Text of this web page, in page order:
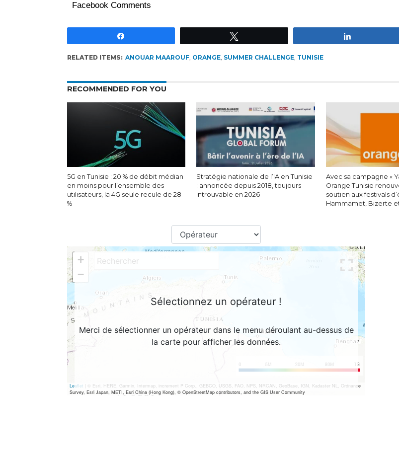
Facebook Comments
RELATED ITEMS: ANOUAR MAAROUF, ORANGE, SUMMER CHALLENGE, TUNISIE
RECOMMENDED FOR YOU
5G en Tunisie : 20 % de débit médian
en moins pour l’ensemble des
utilisateurs, la 4G seule recule de 28
%
Stratégie nationale de l’IA en Tunisie
: annoncée depuis 2018, toujours
introuvable en 2026
Avec sa campagne «
Orange Tunisie
soutien aux festivals
Hammamet, Bizerte